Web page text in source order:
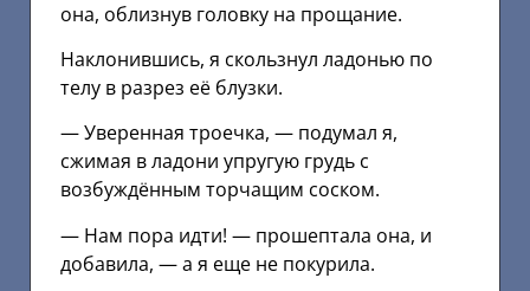
она, облизнув головку на прощание.
Наклонившись, я скользнул ладонью по
телу в разрез её блузки.
— Уверенная троечка, — подумал я,
сжимая в ладони упругую грудь с
возбуждённым торчащим соском.
— Нам пора идти! — прошептала она, и
добавила, — а я еще не покурила.